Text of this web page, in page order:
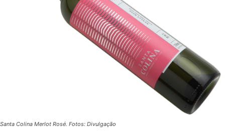
Santa Colina Merlot Rosé. Fotos: Divulgação